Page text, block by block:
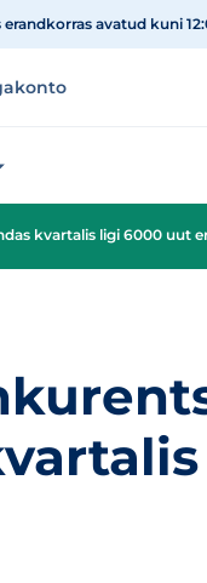
avatud kuni
kvartalis ligi 6000 uut